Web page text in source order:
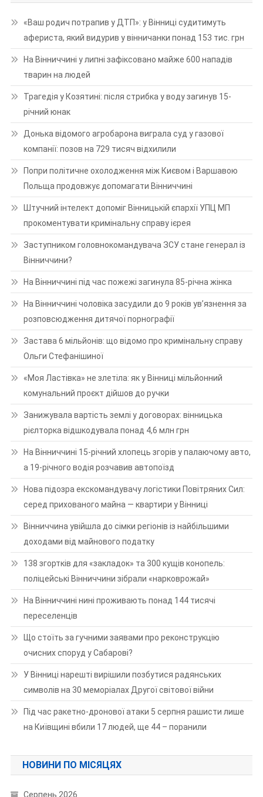
«Ваш родич потрапив у ДТП»: у Вінниці судитимуть
афериста, який видурив у вінничанки понад 153 тис. грн
На Вінниччині у липні зафіксовано майже 600 нападів
тварин на людей
Трагедія у Козятині: після стрибка у воду загинув 15-
річний юнак
Донька відомого агробарона виграла суд у газової
компанії: позов на 729 тисяч відхилили
Попри політичне охолодження між Києвом і Варшавою
Польща продовжує допомагати Вінниччині
Штучний інтелект допоміг Вінницькій єпархії УПЦ МП
прокоментувати кримінальну справу ієрея
Заступником головнокомандувача ЗСУ стане генерал із
Вінниччини?
На Вінниччині під час пожежі загинула 85-річна жінка
На Вінниччині чоловіка засудили до 9 років ув’язнення за
розповсюдження дитячої порнографії
Застава 6 мільйонів: що відомо про кримінальну справу
Ольги Стефанішиної
«Моя Ластівка» не злетіла: як у Вінниці мільйонний
комунальний проєкт дійшов до ручки
Занижувала вартість землі у договорах: вінницька
рієлторка відшкодувала понад 4,6 млн грн
На Вінниччині 15-річний хлопець згорів у палаючому авто,
а 19-річного водія розчавив автопоїзд
Нова підозра екскомандувачу логістики Повітряних Сил:
серед прихованого майна — квартири у Вінниці
Вінниччина увійшла до сімки регіонів із найбільшими
доходами від майнового податку
138 згортків для «закладок» та 300 кущів конопель:
поліцейські Вінниччини зібрали «нарковрожай»
На Вінниччині нині проживають понад 144 тисячі
переселенців
Що стоїть за гучними заявами про реконструкцію
очисних споруд у Сабарові?
У Вінниці нарешті вирішили позбутися радянських
символів на 30 меморіалах Другої світової війни
Під час ракетно-дронової атаки 5 серпня рашисти лише
на Київщині вбили 17 людей, ще 44 – поранили
НОВИНИ ПО МІСЯЦЯХ
Серпень 2026